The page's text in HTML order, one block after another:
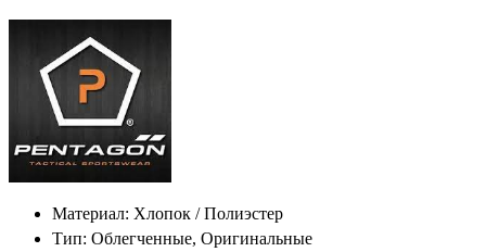
Материал: Хлопок / Полиэстер
Тип: Облегченные, Оригинальные